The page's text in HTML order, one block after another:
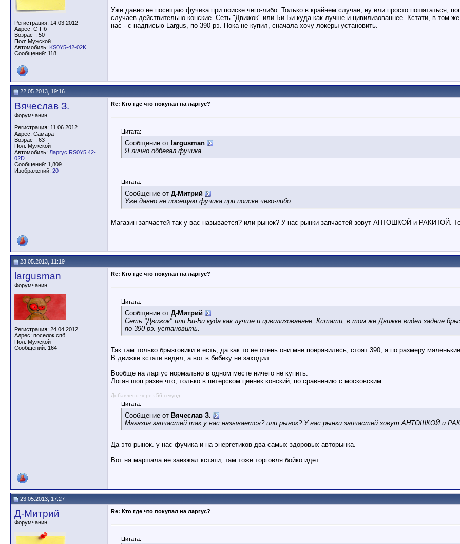
Регистрация: 14.03.2012
Адрес: С-Пб
Возраст: 50
Пол: Мужской
Автомобиль: KS0Y5-42-02K
Сообщений: 118
Уже давно не посещаю фучика при поиске чего-либо. Только в крайнем случае, ну или просто пошататься,
случаев действительно конские. Сеть "Движок" или Би-Би куда как лучше и цивилизованнее. Кстати, в том
нас - с надписью Largus, по 390 рэ. Пока не купил, сначала хочу локеры установить.
22.05.2013, 19:16
Вячеслав З.
Форумчанин
Регистрация: 11.06.2012
Адрес: Самара
Возраст: 63
Пол: Мужской
Автомобиль: Ларгус RS0Y5 42-
02D
Сообщений: 1,809
Изображений: 20
Re: Кто где что покупал на ларгус?
Цитата:
Сообщение от largusman
Я лично оббегал фучика
Цитата:
Сообщение от Д-Митрий
Уже давно не посещаю фучика при поиске чего-либо.
Магазин запчастей так у вас называется? или рынок? У нас рынки запчастей зовут АНТОШКОЙ и РАКИТОЙ.
23.05.2013, 11:19
largusman
Форумчанин
Регистрация: 24.04.2012
Адрес: поселок спб
Пол: Мужской
Сообщений: 164
Re: Кто где что покупал на ларгус?
Цитата:
Сообщение от Д-Митрий
Сеть "Движок" или Би-Би куда как лучше и цивилизованнее. Кстати, в том же Движке видел задние
по 390 рэ. установить.
Так там только брызговики и есть, да как то не очень они мне понравились, стоят 390, а по размеру
В движке кстати видел, а вот в бибику не заходил.
Вообще на ларгус нормально в одном месте ничего не купить.
Логан шоп разве что, только в питерском ценник конский, по сравнению с московским.
Добавлено через 56 секунд
Цитата:
Сообщение от Вячеслав З.
Магазин запчастей так у вас называется? или рынок? У нас рынки запчастей зовут АНТОШКОЙ и
Да это рынок. у нас фучика и на энергетиков два самых здоровых авторынка.
Вот на маршала не заезжал кстати, там тоже торговля бойко идет.
23.05.2013, 17:27
Д-Митрий
Форумчанин
Re: Кто где что покупал на ларгус?
Цитата: